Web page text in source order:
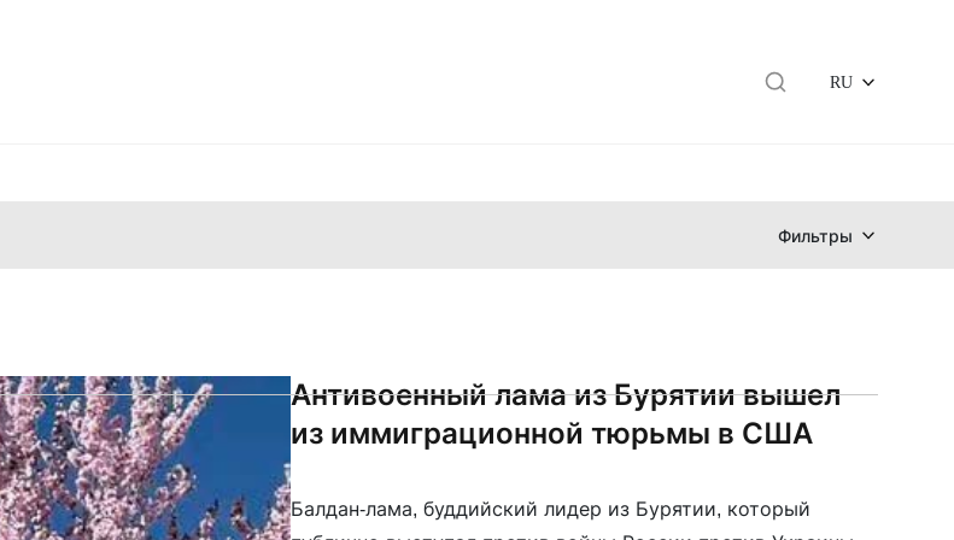
RU
Фильтры
Антивоенный лама из Бурятии вышел
из иммиграционной тюрьмы в США
Балдан-лама, буддийский лидер из Бурятии, который